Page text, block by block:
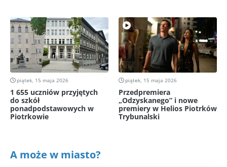
piątek, 15 maja 2026
1 655 uczniów przyjętych
do szkół
ponadpodstawowych w
Piotrkowie
piątek, 15 maja 2026
Przedpremiera
„Odzyskanego” i nowe
premiery w Helios Piotrków
Trybunalski
A może w miasto?